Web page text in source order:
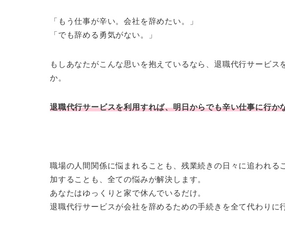
「もう仕事が辛い。会社を辞めたい。」
「でも辞める勇気がない。」
もしあなたがこんな思いを抱えているなら、退職代行サービス
か。
退職代行サービスを利用すれば、明日からでも辛い仕事に行か
職場の人間関係に悩まれることも、残業続きの日々に追われる
加することも、全ての悩みが解決します。
あなたはゆっくりと家で休んでいるだけ。
退職代行サービスが会社を辞めるための手続きを全て代わりに